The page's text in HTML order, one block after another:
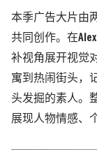
本季广告大片由
共同创作。在
补视角展开视觉
寓到热闹街头，
头发掘的素人。
展现人物情感、